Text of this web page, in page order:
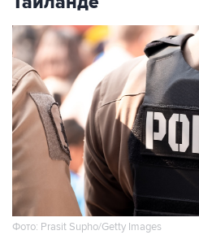
Фото: Prasit Supho/Getty Images